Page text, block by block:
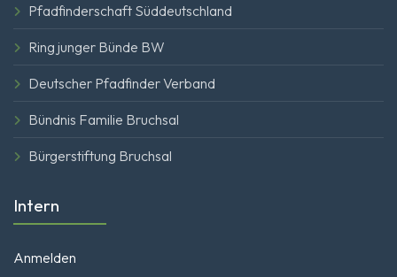
Pfadfinderschaft Süddeutschland
Ring junger Bünde BW
Deutscher Pfadfinder Verband
Bündnis Familie Bruchsal
Bürgerstiftung Bruchsal
Intern
Anmelden